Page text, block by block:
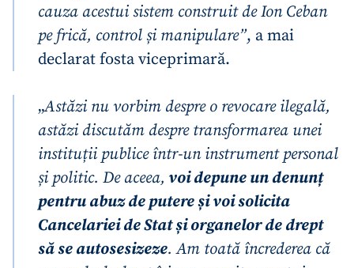
cauza acestui sistem construit de Ion Ceban
pe frică, control și manipulare”, a mai
declarat fosta viceprimară.
„Astăzi nu vorbim despre o revocare ilegală,
astăzi discutăm despre transformarea unei
instituții publice într-un instrument personal
și politic. De aceea, voi depune un denunț
pentru abuz de putere și voi solicita
Cancelariei de Stat și organelor de drept
să se autosesizeze. Am toată încrederea că